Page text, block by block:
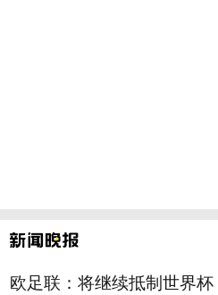
欧足联：将继续抵制世界杯